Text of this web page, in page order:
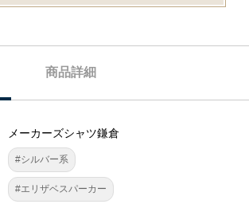
商品詳細
メーカーズシャツ鎌倉
#シルバー系
#エリザベスパーカー